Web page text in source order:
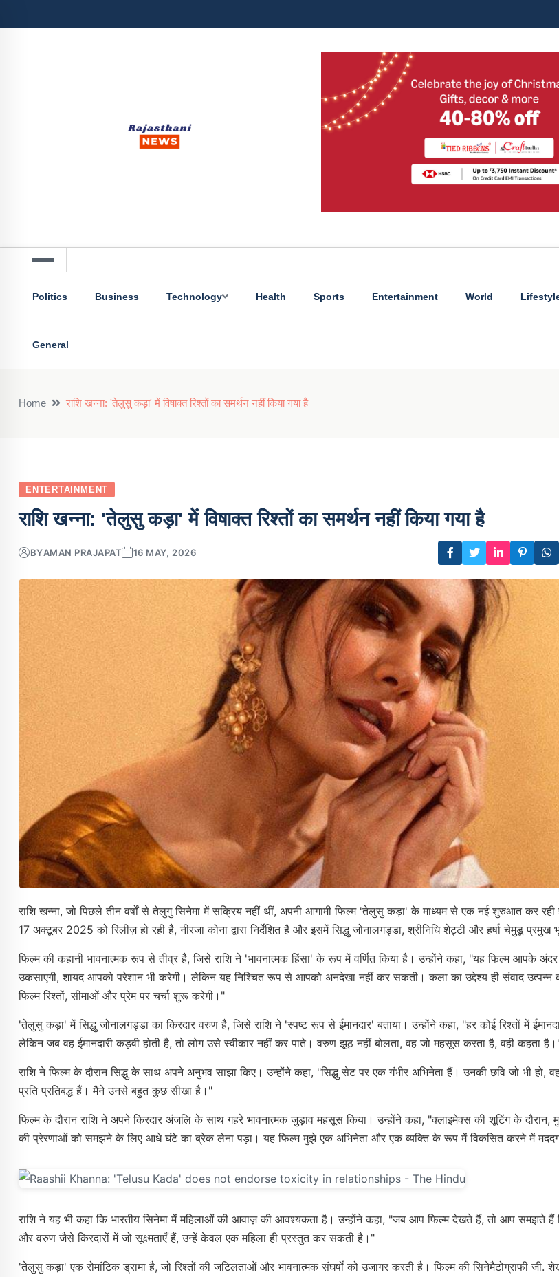
Politics Business Technology Health Sports Entertainment World
General
Home राशि खन्ना: 'तेलुसु कड़ा' में विषाक्त रिश्तों का समर्थन नहीं किया गया है
ENTERTAINMENT
राशि खन्ना: 'तेलुसु कड़ा' में विषाक्त रिश्तों का समर्थन नहीं किया गया है
BYAMAN PRAJAPAT 16 MAY, 2026
राशि खन्ना, जो पिछले तीन वर्षों से तेलुगु सिनेमा में सक्रिय नहीं थीं, अपनी आगामी फिल्म 'तेलुसु कड़ा' के माध्यम से एक नई शुरुआत कर
17 अक्टूबर 2025 को रिलीज़ हो रही है, नीरजा कोना द्वारा निर्देशित है और इसमें सिद्धु जोनालगड्डा, श्रीनिधि शेट्टी और हर्षा चेमुडू
फिल्म की कहानी भावनात्मक रूप से तीव्र है, जिसे राशि ने 'भावनात्मक हिंसा' के रूप में वर्णित किया है। उन्होंने कहा, "यह फिल्म आपके
उकसाएगी, शायद आपको परेशान भी करेगी। लेकिन यह निश्चित रूप से आपको अनदेखा नहीं कर सकती। कला का उद्देश्य ही संवाद
फिल्म रिश्तों, सीमाओं और प्रेम पर चर्चा शुरू करेगी।"
'तेलुसु कड़ा' में सिद्धु जोनालगड्डा का किरदार वरुण है, जिसे राशि ने 'स्पष्ट रूप से ईमानदार' बताया। उन्होंने कहा, "हर कोई रिश्तों में
लेकिन जब वह ईमानदारी कड़वी होती है, तो लोग उसे स्वीकार नहीं कर पाते। वरुण झूठ नहीं बोलता, वह जो महसूस करता है, वही कहता
राशि ने फिल्म के दौरान सिद्धु के साथ अपने अनुभव साझा किए। उन्होंने कहा, "सिद्धु सेट पर एक गंभीर अभिनेता हैं। उनकी छवि जो भी हो,
प्रति प्रतिबद्ध हैं। मैंने उनसे बहुत कुछ सीखा है।"
फिल्म के दौरान राशि ने अपने किरदार अंजलि के साथ गहरे भावनात्मक जुड़ाव महसूस किया। उन्होंने कहा, "क्लाइमेक्स की शूटिंग के दौरान,
की प्रेरणाओं को समझने के लिए आधे घंटे का ब्रेक लेना पड़ा। यह फिल्म मुझे एक अभिनेता और एक व्यक्ति के रूप में विकसित करने में
राशि ने यह भी कहा कि भारतीय सिनेमा में महिलाओं की आवाज़ की आवश्यकता है। उन्होंने कहा, "जब आप फिल्म देखते हैं, तो आप समझते हैं
और वरुण जैसे किरदारों में जो सूक्ष्मताएँ हैं, उन्हें केवल एक महिला ही प्रस्तुत कर सकती है।"
'तेलुसु कड़ा' एक रोमांटिक ड्रामा है, जो रिश्तों की जटिलताओं और भावनात्मक संघर्षों को उजागर करती है। फिल्म की सिनेमैटोग्राफी जी.